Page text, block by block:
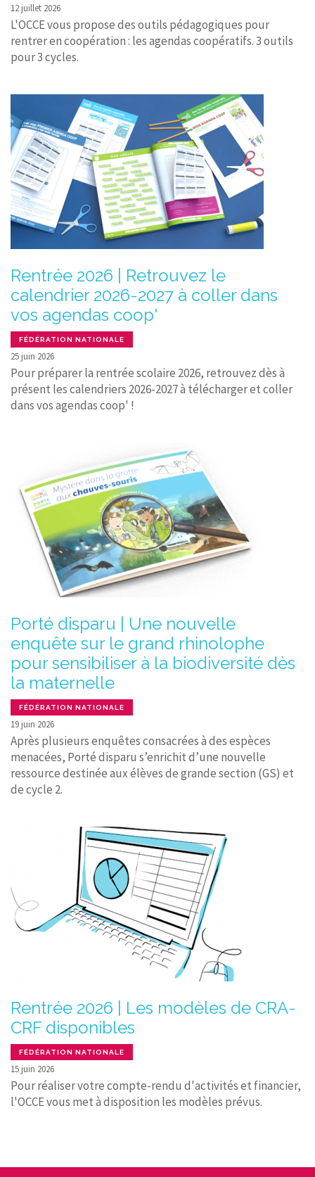
12 juillet 2026
L'OCCE vous propose des outils pédagogiques pour
rentrer en coopération : les agendas coopératifs. 3 outils
pour 3 cycles.
Rentrée 2026 | Retrouvez le
calendrier 2026-2027 à coller dans
vos agendas coop'
FÉDÉRATION NATIONALE
25 juin 2026
Pour préparer la rentrée scolaire 2026, retrouvez dès à
présent les calendriers 2026-2027 à télécharger et coller
dans vos agendas coop' !
Porté disparu | Une nouvelle
enquête sur le grand rhinolophe
pour sensibiliser à la biodiversité dès
la maternelle
FÉDÉRATION NATIONALE
19 juin 2026
Après plusieurs enquêtes consacrées à des espèces
menacées, Porté disparu s’enrichit d’une nouvelle
ressource destinée aux élèves de grande section (GS) et
de cycle 2.
Rentrée 2026 | Les modèles de CRA-
CRF disponibles
FÉDÉRATION NATIONALE
15 juin 2026
Pour réaliser votre compte-rendu d'activités et financier,
l'OCCE vous met à disposition les modèles prévus.